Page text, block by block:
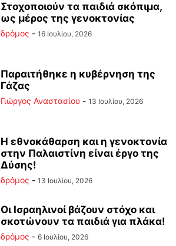
Στοχοποιούν τα παιδιά σκόπιμα,
ως μέρος της γενοκτονίας
δρόμος - 16 Ιουλίου, 2026
Παραιτήθηκε η κυβέρνηση της
Γάζας
Γιώργος Αναστασίου - 13 Ιουλίου, 2026
Η εθνοκάθαρση και η γενοκτονία
στην Παλαιστίνη είναι έργο της
Δύσης!
δρόμος - 13 Ιουλίου, 2026
Οι Ισραηλινοί βάζουν στόχο και
σκοτώνουν τα παιδιά για πλάκα!
δρόμος - 6 Ιουλίου, 2026